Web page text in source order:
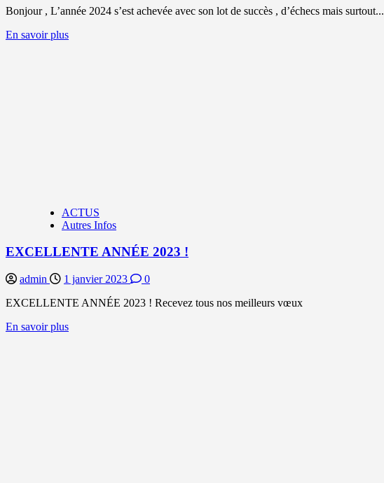
Bonjour , L’année 2024 s’est achevée avec son lot de succès , d’échecs mais surtout...
En savoir plusEn
ACTUS
Autres Infos
EXCELLENTE ANNÉE 2023 !
admin 1 janvier 2023
0
EXCELLENTE ANNÉE 2023 ! Recevez tous nos meilleurs vœux
En savoir plusEn